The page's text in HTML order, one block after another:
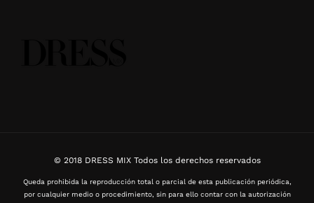
© 2018 DRESS MIX Todos los derechos reservados
Queda prohibida la reproducción total o parcial de esta publicación periódica,
por cualquier medio o procedimiento, sin para ello contar con la autorización